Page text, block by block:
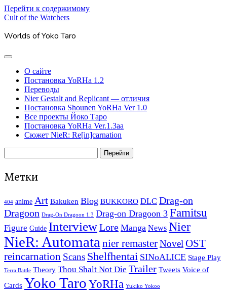
Перейти к содержимому
Cult of the Watchers
Worlds of Yoko Taro
отрыть
основное
меню О сайте
Постановка YoRHa 1.2
Переводы
Nier Gestalt and Replicant — отличия
Постановка Shounen YoRHa Ver 1.0
Все проекты Йоко Таро
Постановка YoRHa Ver.1.3aa
Сюжет NieR: Re[in]carnation
Боковая
панель
Метки
404 anime Art Bakuken Blog BUKKORO DLC Drag-on
Dragoon Drag-On Dragoon 1.3 Drag-on Dragoon 3 Famitsu
Figure Guide InterviewLore Manga News Nier
NieR: Automata nier remasterNovel OST
reincarnation Scans Shelfhentai SINoALICE Stage Play
Terra Battle Theory Thou Shalt Not Die Trailer Tweets Voice of
Cards Yoko Taro YoRHa Yukiko Yokoo